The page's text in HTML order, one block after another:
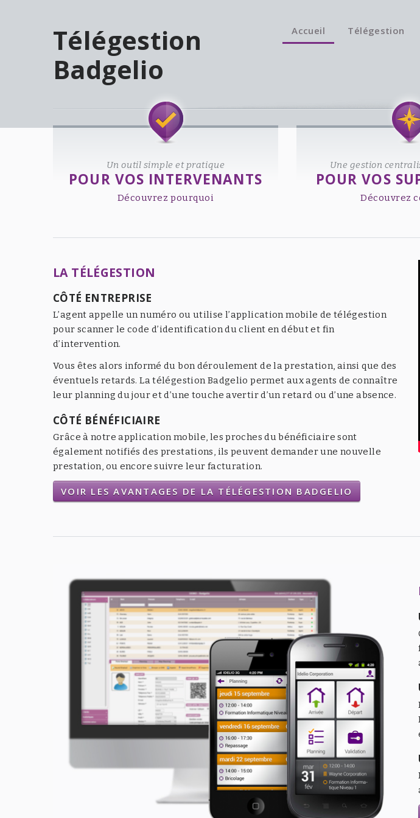
Télégestion
Badgelio
Accueil Télégestion
Welcome!
Un outil simple et pratique
POUR VOS INTERVENANTS
Découvrez pourquoi
Une gestion
POUR VOS
Découvrez
LA TÉLÉGESTION
CÔTÉ ENTREPRISE
L’agent appelle un numéro ou utilise l’application mobile de télégestion
pour scanner le code d’identification du client en début et fin
d’intervention.
Vous êtes alors informé du bon déroulement de la prestation, ainsi que des
éventuels retards. La télégestion Badgelio permet aux agents de connaître
leur planning du jour et d’une touche avertir d’un retard ou d’une absence.
CÔTÉ BÉNÉFICIAIRE
Grâce à notre application mobile, les proches du bénéficiaire sont
également notifiés des prestations, ils peuvent demander une nouvelle
prestation, ou encore suivre leur facturation.
VOIR LES AVANTAGES DE LA TÉLÉGESTION BADGELIO